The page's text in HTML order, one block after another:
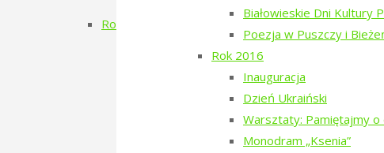
Białowieskie Dni Kultury
Poezja w Puszczy i
Rok 2016
Inauguracja
Dzień Ukraiński
Warsztaty: Pamiętajmy o
Monodram „Ksenia”
Rok 2019
Filmowe Podlasie oraz koncert Postmana
Narewka czyta Olgę Tokarczuk
Poezja w Puszczy – 3. edycja
RÓBMY SWOJE – Pasieki